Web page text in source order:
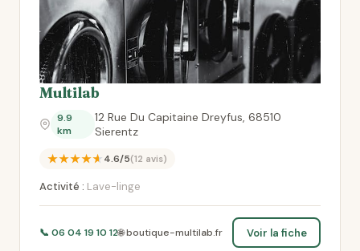
Multilab
9.9
km
12 Rue Du Capitaine Dreyfus, 68510
Sierentz
★★★★★4.6/5(12 avis)
Activité : Lave-linge
📞 06 04 19 10 12🌐 boutique-multilab.fr Voir la fiche